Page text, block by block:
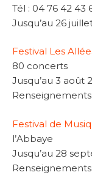
Tél : 04 76 42 43
Jusqu’au 26
Festival Les
80 concerts
Jusqu’au 3 août
Festival de
l’Abbaye
Jusqu’au 28
Renseignements